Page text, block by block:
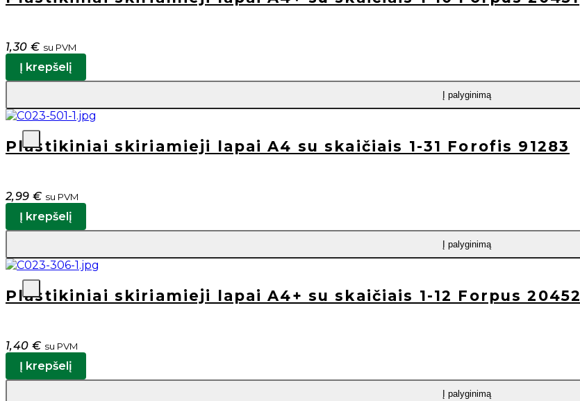
1,30€ su PVM
Į krepšelį
Į palyginimą
Plastikiniai skiriamieji lapai A4 su skaičiais 1-31 Forofis 91283
2,99€ su PVM
Į krepšelį
Į palyginimą
Plastikiniai skiriamieji lapai A4+ su skaičiais 1-12 Forpus 20452
1,40€ su PVM
Į krepšelį
Į palyginimą